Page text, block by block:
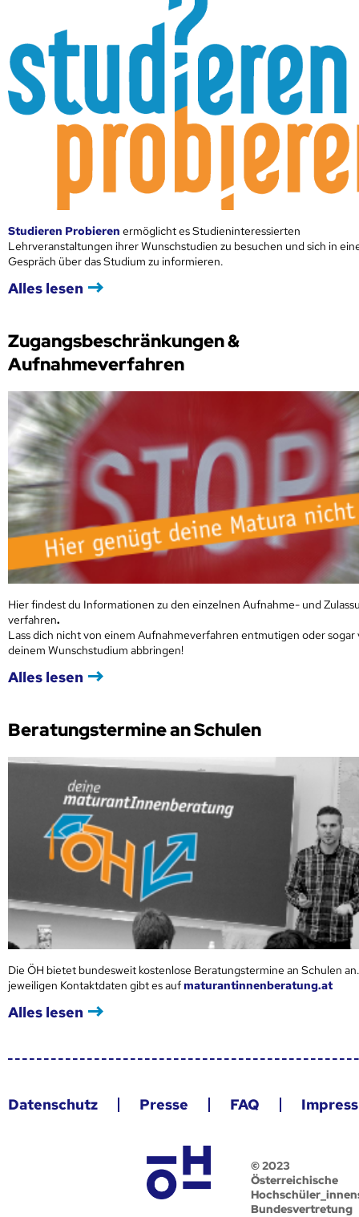
Studieren Probieren ermöglicht es Studieninteressierten
Lehrveranstaltungen ihrer Wunschstudien zu besuchen und sich in
Gespräch über das Studium zu informieren.
Alles lesen
Zugangsbeschränkungen &
Aufnahmeverfahren
Hier findest du Informationen zu den einzelnen Aufnahme- und
verfahren.
Lass dich nicht von einem Aufnahmeverfahren entmutigen oder sogar
deinem Wunschstudium abbringen!
Alles lesen
Beratungstermine an Schulen
Die ÖH bietet bundesweit kostenlose Beratungstermine an Schulen
jeweiligen Kontaktdaten gibt es aufmaturantinnenberatung.at
Alles lesen
Datenschutz Presse FAQ
© 2023
Österreichische
Bundesvertretung